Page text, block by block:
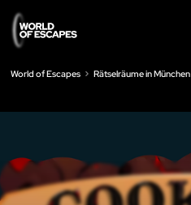
World of Escapes Rätselräume in München